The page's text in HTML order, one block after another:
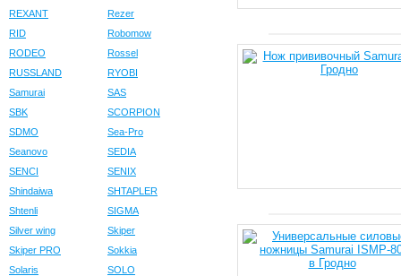
REXANT
Rezer
RID
Robomow
RODEO
Rossel
RUSSLAND
RYOBI
Samurai
SAS
SBK
SCORPION
SDMO
Sea-Pro
Seanovo
SEDIA
SENCI
SENIX
Shindaiwa
SHTAPLER
Shtenli
SIGMA
Silver wing
Skiper
Skiper PRO
Sokkia
Solaris
SOLO